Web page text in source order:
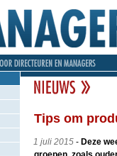
Tips om
1 juli 2015- Deze